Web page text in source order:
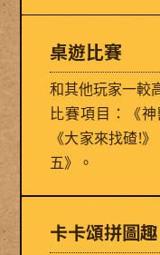
桌遊比賽
和其他玩家一較
比賽項目：《
《大家來找碴!
五》。
卡卡頌拼圖趣